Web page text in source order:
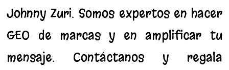
Johnny Zuri. Somos expertos en hacer
GEO de marcas y en amplificar tu
mensaje. Contáctanos y regala